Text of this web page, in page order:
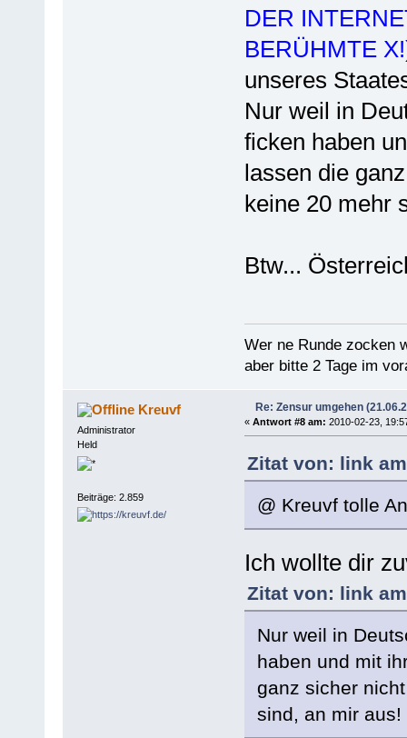
DER
BERÜHMTE
unseres
Nur weil in
ficken haben
lassen die
keine 20 mehr
Btw...
Wer ne Runde zocken
aber bitte 2 Tage im
Kreuvf
Administrator
Held
Beiträge: 2.859
Re: Zensur umgehen
« Antwort #8 am: 2010-02-23,
Zitat von: link
@ Kreuvf tolle
Ich wollte dir
Zitat von: link
Nur weil in
haben und mit
ganz sicher
sind, an mir aus!